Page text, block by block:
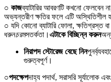
○ কাজব্যাটারির আবরণটি কখনো ফেলবেন
অভ্যন্তরীণ ক্ষতির ফলে এটি অস্থিতিশীল
○ যদি কোনো ব্যাটারি ফোলা, ক্ষতিগ্রস্ত
ধরুনচরমসতর্কতা। এটাকে বিচ্ছিন্ন করুন
নিরাপদ স্টোরেজ বেছে নিন
গুরুত্বপূর্ণ।
○পদক্ষেপদাহ্য পদার্থ, সরাসরি সূর্যালোক